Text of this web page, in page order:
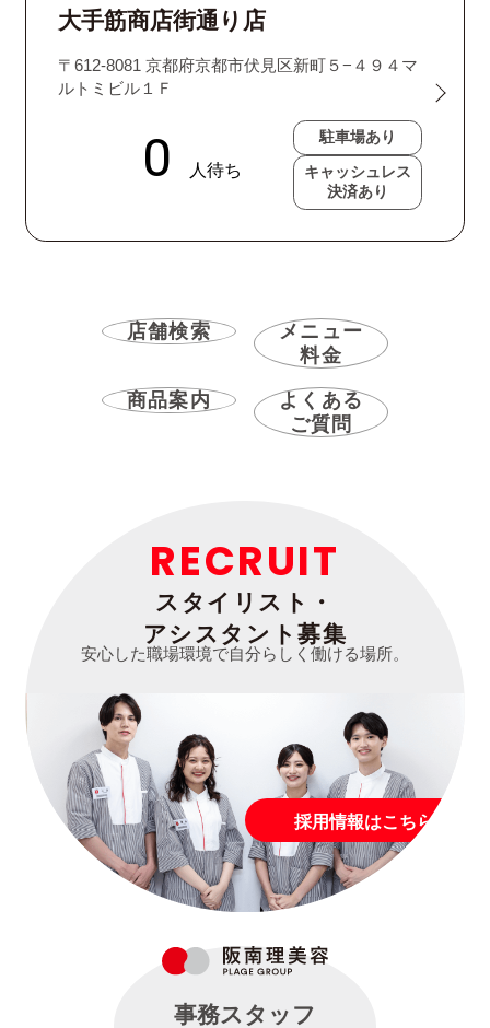
大手筋商店街通り店
〒612-8081 京都府京都市伏見区新町５−４９４マ
ルトミビル１Ｆ
駐車場あり
キャッシュレス
決済あり
店舗検索
メニュー
料金
商品案内
よくある
ご質問
RECRUIT
スタイリスト・
アシスタント募集
安心した職場環境で自分らしく働ける場所。
採用情報はこちら
事務スタッフ